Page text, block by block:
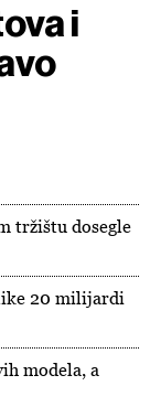
i
tržištu dosegle
20 milijardi
modela, a